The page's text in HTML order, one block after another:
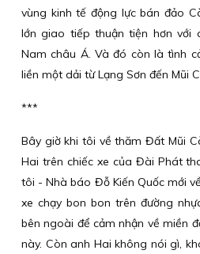
vùng kinh tế động lực bán đảo
lớn giao tiếp thuận tiện hơn với
Nam châu Á. Và đó còn là tình
liền một dải từ Lạng Sơn đến Mũi
***
Bây giờ khi tôi về thăm Đất Mũi
Hai trên chiếc xe của Đài Phát
tôi - Nhà báo Đỗ Kiến Quốc mới
xe chạy bon bon trên đường
bên ngoài để cảm nhận về miền
này. Còn anh Hai không nói gì,